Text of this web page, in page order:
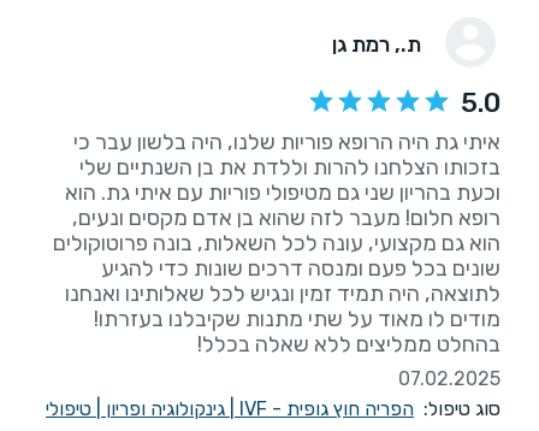
ת., רמת גן
5.0
איתי גת היה הרופא פוריות שלנו, היה בלשון עבר כי
בזכותו הצלחנו להרות וללדת את בן השנתיים שלי
וכעת בהריון שני גם מטיפולי פוריות עם איתי גת. הוא
רופא חלום! מעבר לזה שהוא בן אדם מקסים ונעים,
הוא גם מקצועי, עונה לכל השאלות, בונה פרוטוקולים
שונים בכל פעם ומנסה דרכים שונות כדי להגיע
לתוצאה, היה תמיד זמין ונגיש לכל שאלותינו ואנחנו
מודים לו מאוד על שתי מתנות שקיבלנו בעזרתו!
בהחלט ממליצים ללא שאלה בכלל!
07.02.2025
סוג טיפול: הפריה חוץ גופית - IVF גינקולוגיה ופריון
טיפולי